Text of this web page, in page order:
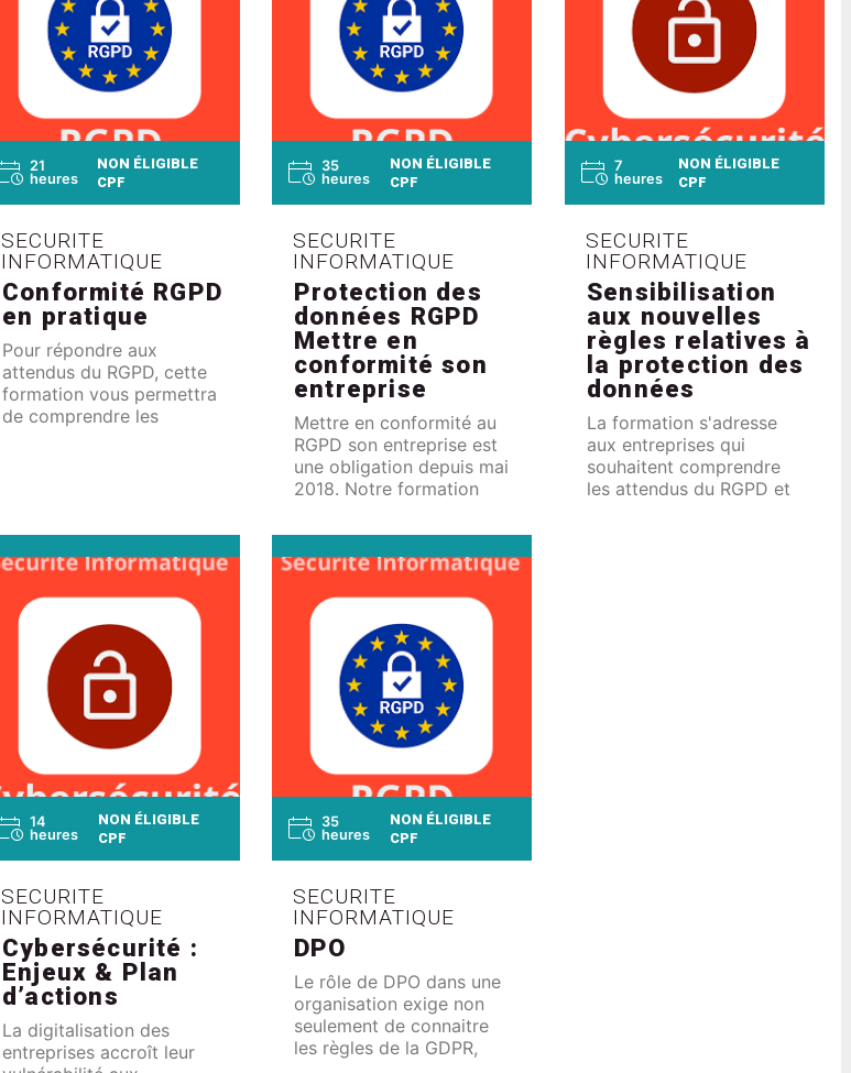
21
heures
NON ÉLIGIBLE
CPF
SECURITE
INFORMATIQUE
Conformité RGPD
en pratique
Pour répondre aux
attendus du RGPD, cette
formation vous permettra
de comprendre les
35
heures
NON ÉLIGIBLE
CPF
SECURITE
INFORMATIQUE
Protection des
données RGPD
Mettre en
conformité son
entreprise
Mettre en conformité au
RGPD son entreprise est
une obligation depuis mai
2018. Notre formation
pour construire des
modules pratiques qui
permettent à l'entreprise
de mettre en œuvre un
plan d'action rapidement.
7
heures
NON ÉLIGIBLE
CPF
SECURITE
INFORMATIQUE
Sensibilisation
aux nouvelles
règles relatives à
la protection des
données
La formation s'adresse
aux entreprises qui
souhaitent comprendre
les attendus du RGPD et
14
heures
NON ÉLIGIBLE
CPF
SECURITE
INFORMATIQUE
Cybersécurité :
Enjeux & Plan
d’actions
La digitalisation des
entreprises accroît leur
35
heures
NON ÉLIGIBLE
CPF
SECURITE
INFORMATIQUE
DPO
Le rôle de DPO dans une
organisation exige non
seulement de connaitre
les règles de la GDPR,